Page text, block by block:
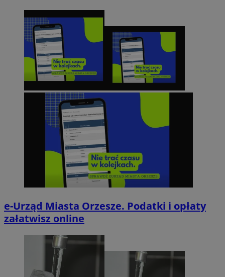
e-Urząd Miasta Orzesze. Podatki i opłaty
załatwisz online